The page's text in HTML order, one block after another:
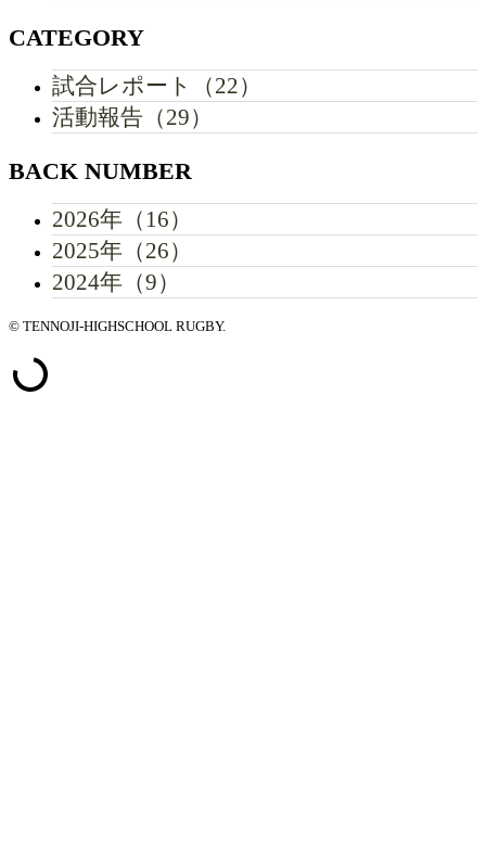
CATEGORY
試合レポート（22）
活動報告（29）
BACK NUMBER
2026年（16）
2025年（26）
2024年（9）
© TENNOJI-HIGHSCHOOL RUGBY.